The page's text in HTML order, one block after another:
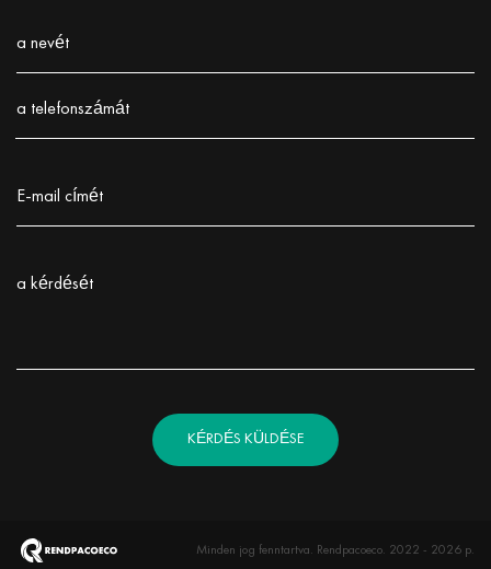
a nevét
a telefonszámát
E-mail címét
a kérdését
KÉRDÉS KÜLDÉSE
Minden jog fenntartva. Rendpacoeco. 2022 - 2026 р.